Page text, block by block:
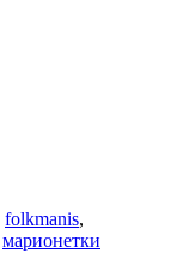
folkmanis,
марионетки